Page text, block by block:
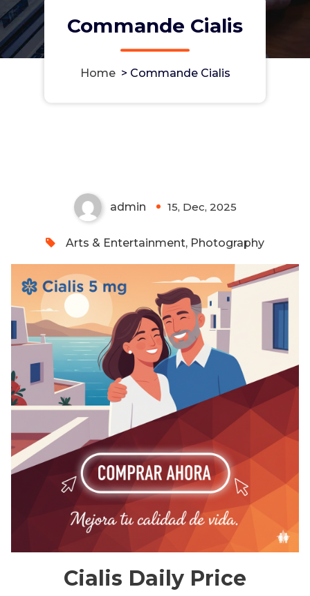
Commande Cialis
Home> Commande Cialis
admin 15, Dec, 2025
Arts & Entertainment, Photography
Cialis Daily Price